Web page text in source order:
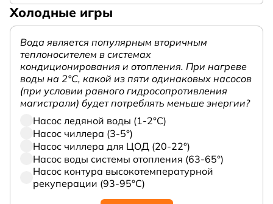
Холодные игры
Вода является популярным вторичным
теплоносителем в системах
кондиционирования и отопления. При нагреве
воды на 2°С, какой из пяти одинаковых насосов
(при условии равного гидросопротивления
магистрали) будет потреблять меньше энергии?
Насос ледяной воды (1-2°С)
Насос чиллера (3-5°)
Насос чиллера для ЦОД (20-22°)
Насос воды системы отопления (63-65°)
Насос контура высокотемпературной
рекуперации (93-95°С)